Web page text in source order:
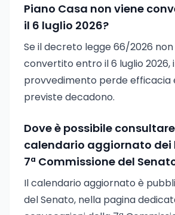
Piano Casa non viene
il 6 luglio 2026?
Se il decreto legge 66/2026
convertito entro il 6 luglio 2026,
provvedimento perde efficacia
previste decadono.
Dove è possibile
calendario aggiornato dei
7ª Commissione del
Il calendario aggiornato è
del Senato, nella pagina